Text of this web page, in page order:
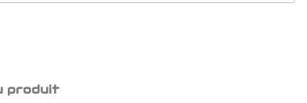
produit